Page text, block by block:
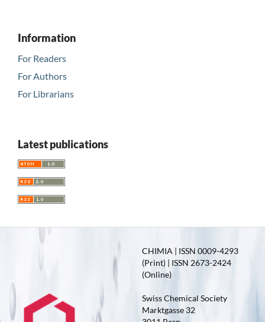
Information
For Readers
For Authors
For Librarians
Latest publications
CHIMIA | ISSN 0009-4293
(Print) | ISSN 2673-2424
(Online)
Swiss Chemical Society
Marktgasse 32